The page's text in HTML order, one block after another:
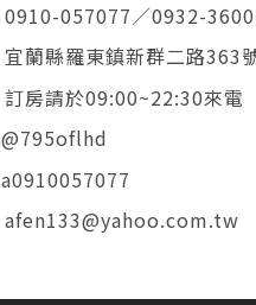
0910-057077／0932-
宜蘭縣羅東鎮新群二路363
訂房請於09:00~22:30來電
@795oflhd
a0910057077
afen133@yahoo.com.tw